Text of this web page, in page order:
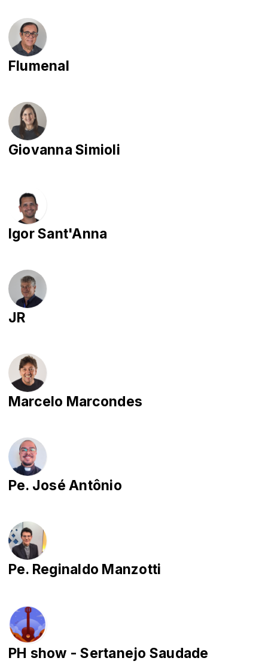
Flumenal
Giovanna Simioli
Igor Sant'Anna
JR
Marcelo Marcondes
Pe. José Antônio
Pe. Reginaldo Manzotti
PH show - Sertanejo Saudade